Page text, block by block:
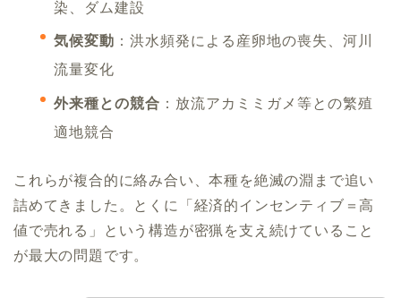
染、ダム建設
気候変動 ：洪水頻発による産卵地の喪失、河川
流量変化
外来種との競合 ：放流アカミミガメ等との繁殖
適地競合
これらが複合的に絡み合い、本種を絶滅の淵まで追い
詰めてきました。とくに「経済的インセンティブ＝高
値で売れる」という構造が密猟を支え続けていること
が最大の問題です。